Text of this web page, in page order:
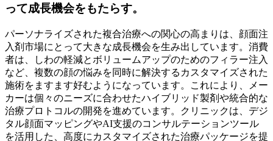
って成長機会をもたらす。
パーソナライズされた複合治療への関心の高まりは、顔面注
入剤市場にとって大きな成長機会を生み出しています。消費
者は、しわの軽減とボリュームアップのためのフィラー注入
など、複数の顔の悩みを同時に解決するカスタマイズされた
施術をますます好むようになっています。これにより、メー
カーは個々のニーズに合わせたハイブリッド製剤や統合的な
治療プロトコルの開発を進めています。クリニックは、デジ
タル顔面マッピングやAI支援のコンサルテーションツール
を活用した、高度にカスタマイズされた治療パッケージを提